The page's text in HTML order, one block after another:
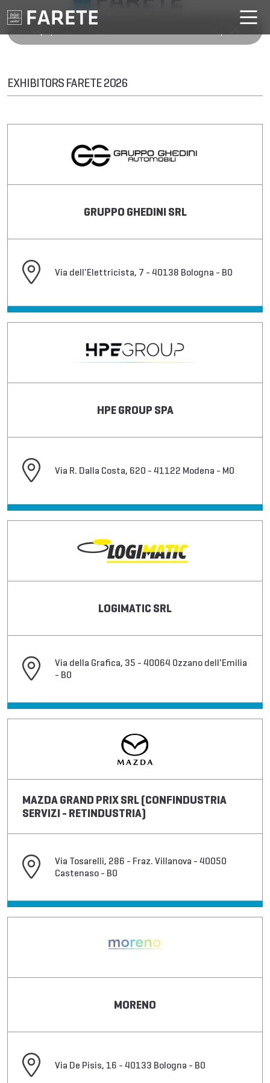
EXHIBITORS FARETE 2026
GRUPPO GHEDINI SRL
Via dell'Elettricista, 7 - 40138 Bologna - BO
HPE GROUP SPA
Via R. Dalla Costa, 620 - 41122 Modena - MO
LOGIMATIC SRL
Via della Grafica, 35 - 40064 Ozzano dell'Emilia
- BO
MAZDA GRAND PRIX SRL (CONFINDUSTRIA
SERVIZI - RETINDUSTRIA)
Via Tosarelli, 286 - Fraz. Villanova - 40050
Castenaso - BO
MORENO
Via De Pisis, 16 - 40133 Bologna - BO